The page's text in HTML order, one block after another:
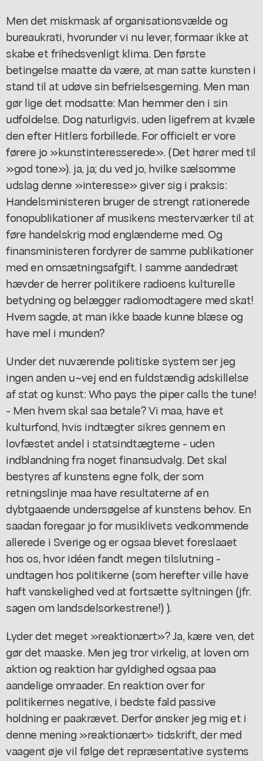
Men det miskmask af organisationsvælde og
bureaukrati, hvorunder vi nu lever, formaar ikke at
skabe et frihedsvenligt klima. Den første
betingelse maatte da være, at man satte kunsten i
stand til at udøve sin befrielsesgerning. Men man
gør lige det modsatte: Man hemmer den i sin
udfoldelse. Dog naturligvis. uden ligefrem at kvæle
den efter Hitlers forbillede. For officielt er vore
førere jo »kunstinteresserede». (Det hører med til
»god tone»). ja, ja; du ved jo, hvilke sælsomme
udslag denne »interesse» giver sig i praksis:
Handelsministeren bruger de strengt rationerede
fonopublikationer af musikens mesterværker til at
føre handelskrig mod englænderne med. Og
finansministeren fordyrer de samme publikationer
med en omsætningsafgift. I samme aandedræt
hævder de herrer politikere radioens kulturelle
betydning og belægger radiomodtagere med skat!
Hvem sagde, at man ikke baade kunne blæse og
have mel i munden?
Under det nuværende politiske system ser jeg
ingen anden u~vej end en fuldstændig adskillelse
af stat og kunst: Who pays the piper calls the tune!
- Men hvem skal saa betale? Vi maa, have et
kulturfond, hvis indtægter sikres gennem en
lovfæstet andel i statsindtægterne - uden
indblandning fra noget finansudvalg. Det skal
bestyres af kunstens egne folk, der som
retningslinje maa have resultaterne af en
dybtgaaende undersøgelse af kunstens behov. En
saadan foregaar jo for musiklivets vedkommende
allerede i Sverige og er ogsaa blevet foreslaaet
hos os, hvor idéen fandt megen tilslutning -
undtagen hos politikerne (som herefter ville have
haft vanskelighed ved at fortsætte syltningen (jfr.
sagen om landsdelsorkestrene!) ).
Lyder det meget »reaktionært»? Ja, kære ven, det
gør det maaske. Men jeg tror virkelig, at loven om
aktion og reaktion har gyldighed ogsaa paa
aandelige omraader. En reaktion over for
politikernes negative, i bedste fald passive
holdning er paakrævet. Derfor ønsker jeg mig et i
denne mening »reaktionært» tidskrift, der med
vaagent øje vil følge det repræsentative systems